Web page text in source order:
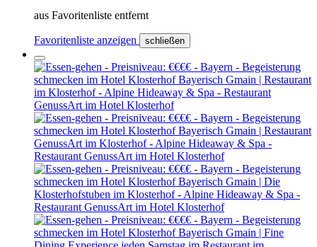
aus Favoritenliste entfernt
Favoritenliste anzeigen schließen